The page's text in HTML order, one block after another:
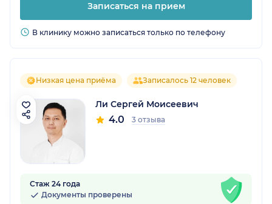
Записаться на прием
В клинику можно записаться только по телефону
Низкая цена приёма Записалось 12 человек
Ли Сергей Моисеевич
4.0 3 отзыва
Стаж 24 года
Документы проверены